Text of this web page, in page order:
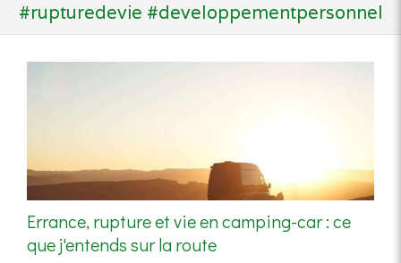
#rupturedevie #developpementpersonnel
Errance, rupture et vie en camping-car : ce
que j'entends sur la route